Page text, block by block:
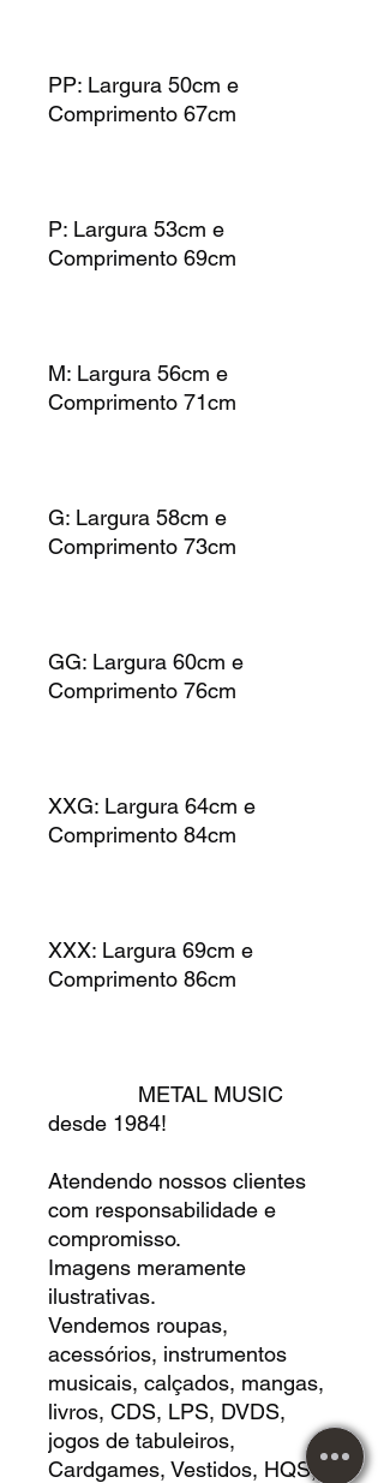
PP: Largura 50cm e
Comprimento 67cm
P: Largura 53cm e
Comprimento 69cm
M: Largura 56cm e
Comprimento 71cm
G: Largura 58cm e
Comprimento 73cm
GG: Largura 60cm e
Comprimento 76cm
XXG: Largura 64cm e
Comprimento 84cm
XXX: Largura 69cm e
Comprimento 86cm
METAL MUSIC
desde 1984!
Atendendo nossos clientes
com responsabilidade e
compromisso.
Imagens meramente
ilustrativas.
Vendemos roupas,
acessórios, instrumentos
musicais, calçados, mangas,
livros, CDS, LPS, DVDS,
jogos de tabuleiros,
Cardgames, Vestidos, HQS,